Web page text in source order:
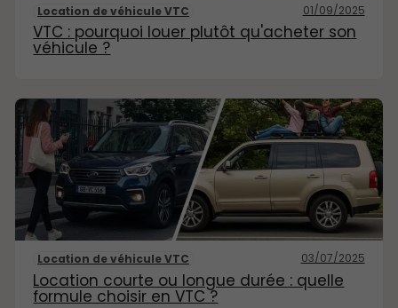
Location de véhicule VTC 01/09/2025
VTC : pourquoi louer plutôt qu'acheter son
véhicule ?
Location de véhicule VTC 03/07/2025
Location courte ou longue durée : quelle
formule choisir en VTC ?